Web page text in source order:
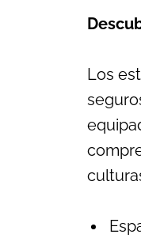
Los